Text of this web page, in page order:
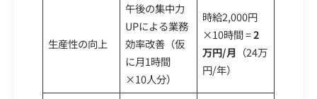
生産性の向上
午後の集中力
UPによる業務
効率改善（仮
に月1時間
×10人分）
時給2,000円
×10時間 =2
万円/月 （24万
円/年）